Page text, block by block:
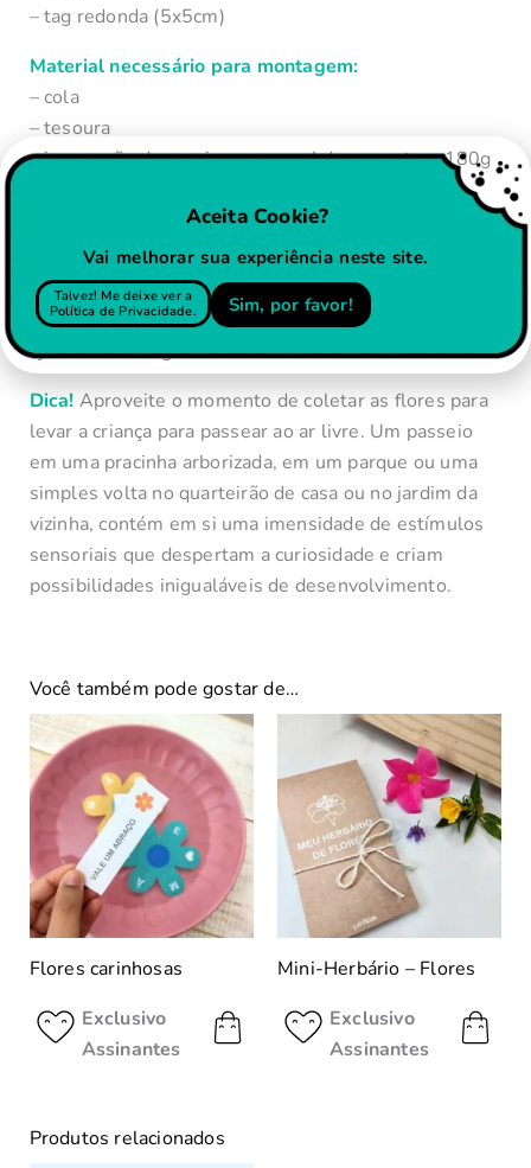
– tag redonda (5x5cm)
Material necessário para montagem:
– cola
– tesoura
– impressão do arquivo em papel de gramatura 180g
detalhadas no próprio arquivo
Observação!Crianças menores podem precisar de
ajuda na montagem.
Dica! Aproveite o momento de coletar as flores para
levar a criança para passear ao ar livre. Um passeio
em uma pracinha arborizada, em um parque ou uma
simples volta no quarteirão de casa ou no jardim da
vizinha, contém em si uma imensidade de estímulos
sensoriais que despertam a curiosidade e criam
possibilidades inigualáveis de desenvolvimento.
Você também pode gostar de…
Flores carinhosas
Exclusivo
Assinantes
Mini-Herbário – Flores
Exclusivo
Assinantes
Produtos relacionados
Aceita Cookie?
Vai melhorar sua experiência neste site.
Talvez! Me deixe ver a
Política de Privacidade.
Sim, por favor!